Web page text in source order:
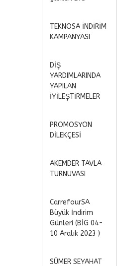
TEKNOSA İNDİRİM
KAMPANYASI
DİŞ
YARDIMLARINDA
YAPILAN
İYİLEŞTİRMELER
PROMOSYON
DİLEKÇESİ
AKEMDER TAVLA
TURNUVASI
CarrefourSA
Büyük İndirim
Günleri (BİG 04-
10 Aralık 2023 )
SÜMER SEYAHAT